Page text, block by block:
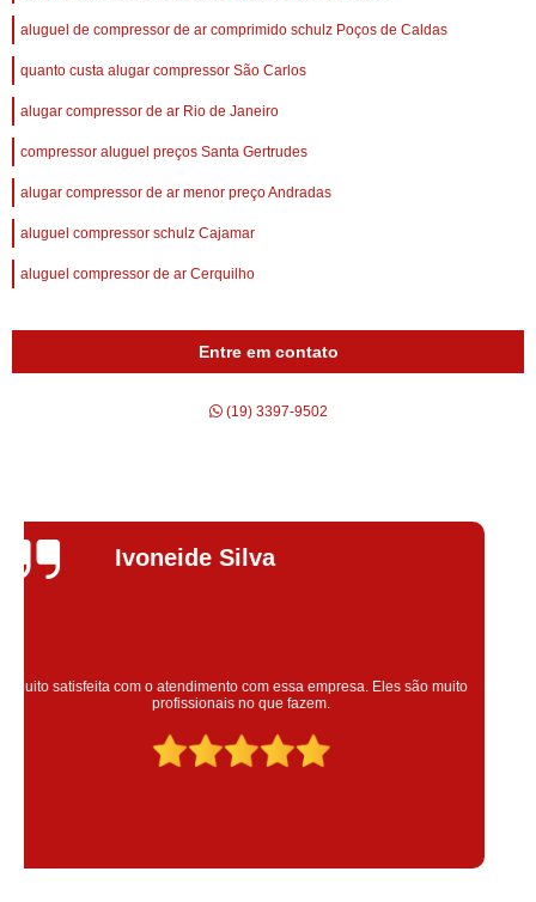
aluguel de compressor de ar comprimido schulz Poços de Caldas
quanto custa alugar compressor São Carlos
alugar compressor de ar Rio de Janeiro
compressor aluguel preços Santa Gertrudes
alugar compressor de ar menor preço Andradas
aluguel compressor schulz Cajamar
aluguel compressor de ar Cerquilho
Entre em contato
(19) 3397-9502
Silvana Alves
Super satisfeita com o serviço prestado, atendimento muito bom!
colaoradores educado e transparente, destaque para o colaborador
Claudinei excelente profissional!